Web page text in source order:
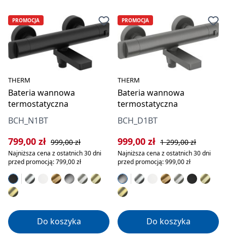
PROMOCJA
THERM
Bateria wannowa
termostatyczna
BCH_N1BT
Cena sprzedaży:
799,00 zł Cena regularna:
999,00 zł
Najniższa cena z ostatnich 30 dni
przed promocją: 799,00 zł
Do koszyka
PROMOCJA
THERM
Bateria wannowa
termostatyczna
BCH_D1BT
Cena sprzedaży:
999,00 zł Cena regularna:
1 299,00 zł
Najniższa cena z ostatnich 30 dni
przed promocją: 999,00 zł
Do koszyka